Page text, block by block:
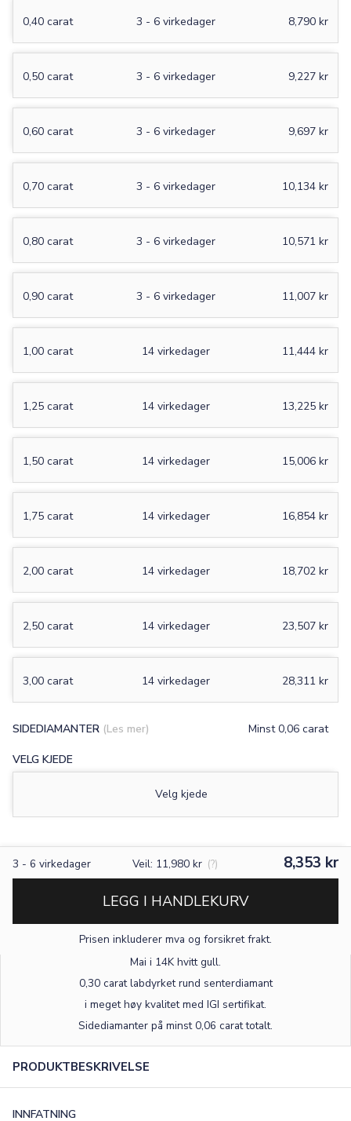
0,40 carat 8,790 kr
3 - 6 virkedager
0,50 carat 9,227 kr
3 - 6 virkedager
0,60 carat 9,697 kr
3 - 6 virkedager
0,70 carat 10,134 kr
3 - 6 virkedager
0,80 carat 10,571 kr
3 - 6 virkedager
0,90 carat 11,007 kr
3 - 6 virkedager
1,00 carat 11,444 kr
14 virkedager
1,25 carat 13,225 kr
14 virkedager
1,50 carat 15,006 kr
14 virkedager
1,75 carat 16,854 kr
14 virkedager
2,00 carat 18,702 kr
14 virkedager
2,50 carat 23,507 kr
14 virkedager
3,00 carat 28,311 kr
14 virkedager
SIDEDIAMANTER (Les mer) Minst 0,06 carat
VELG KJEDE
Velg kjede
3 - 6 virkedager Veil: 11,980 kr (?) 8,353 kr
LEGG I HANDLEKURV
Prisen inkluderer mva og forsikret frakt.
Mai i 14K hvitt gull.
0,30 carat labdyrket rund senterdiamant
i meget høy kvalitet med IGI sertifikat.
Sidediamanter på minst 0,06 carat totalt.
PRODUKTBESKRIVELSE
INNFATNING